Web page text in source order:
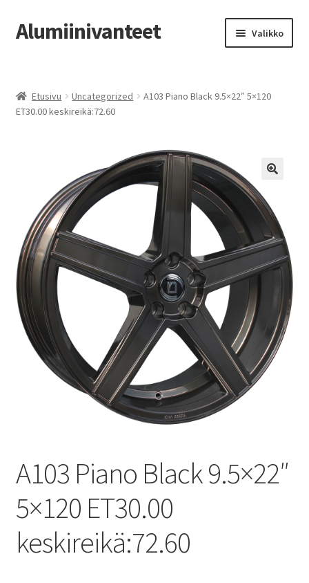
Siirry
navigointiin
Siirry
sisältöön
Alumiinivanteet Valikko
Kauppa
Tilausohjeet
Vanteiden osto-opas
Auton renkaat
Yhteystiedot
Etusivu Uncategorized
A103 Piano Black 9.5×22″ 5×120
ET30.00 keskireikä:72.60
A103 Piano Black 9.5×22″
5×120 ET30.00
keskireikä:72.60